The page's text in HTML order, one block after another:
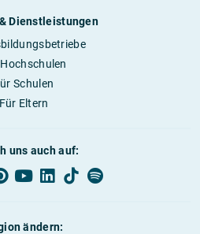
Dienstleistungen
Schulen
Für Eltern
uns auch auf:
ändern: